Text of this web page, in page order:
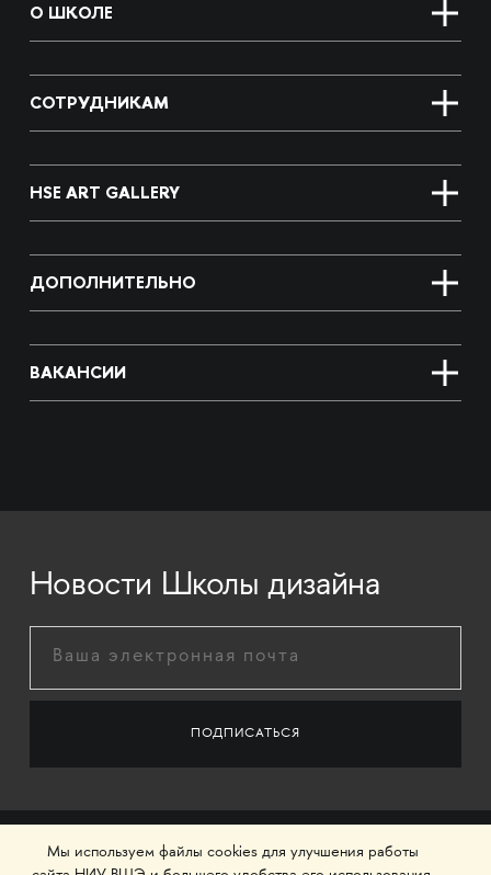
О ШКОЛЕ
СОТРУДНИКАМ
HSE ART GALLERY
ДОПОЛНИТЕЛЬНО
ВАКАНСИИ
Новости Школы дизайна
Мы используем файлы cookies для улучшения работы